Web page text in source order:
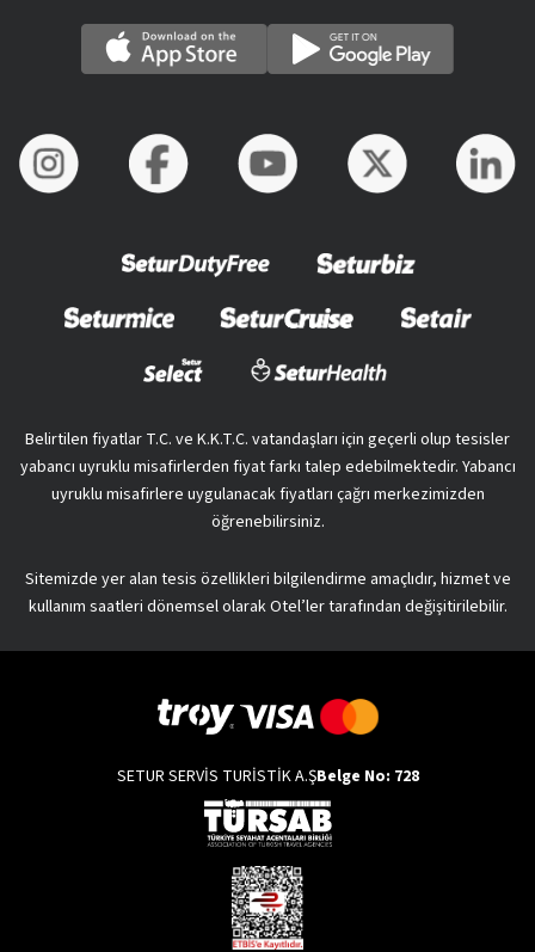
Belirtilen fiyatlar T.C. ve K.K.T.C. vatandaşları için geçerli olup tesisler
yabancı uyruklu misafirlerden fiyat farkı talep edebilmektedir. Yabancı
uyruklu misafirlere uygulanacak fiyatları çağrı merkezimizden
öğrenebilirsiniz.
Sitemizde yer alan tesis özellikleri bilgilendirme amaçlıdır, hizmet ve
kullanım saatleri dönemsel olarak Otel’ler tarafından değişitirilebilir.
SETUR SERVİS TURİSTİK A.ŞBelge No: 728